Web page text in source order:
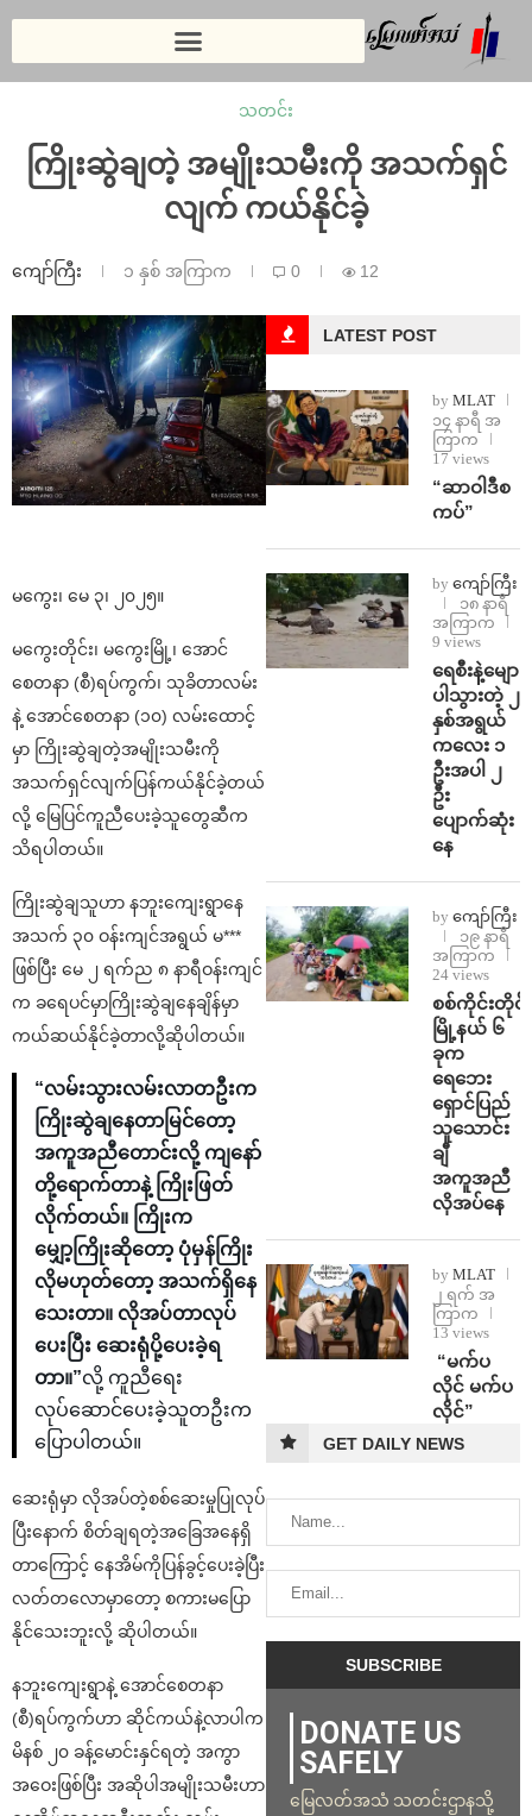
သတင်း
ကြိုးဆွဲချတဲ့ အမျိုးသမီးကို အသက်ရှင်
လျက် ကယ်နိုင်ခဲ့
ကျော်ကြီး ၁ နှစ် အကြာက 0 12
မကွေး၊ မေ ၃၊ ၂၀၂၅။
မကွေးတိုင်း၊ မကွေးမြို့၊ အောင်
စေတနာ (စီ)ရပ်ကွက်၊ သုခိတာလမ်း
နဲ့ အောင်စေတနာ (၁၀) လမ်းထောင့်
မှာ ကြိုးဆွဲချတဲ့အမျိုးသမီးကို
အသက်ရှင်လျက်ပြန်ကယ်နိုင်ခဲ့တယ်
လို့ မြေပြင်ကူညီပေးခဲ့သူတွေဆီက
သိရပါတယ်။
ကြိုးဆွဲချသူဟာ နဘူးကျေးရွာနေ
အသက် ၃၀ ဝန်းကျင်အရွယ် မ***
ဖြစ်ပြီး မေ ၂ ရက်ည ၈ နာရီဝန်းကျင်
က ခရေပင်မှာကြိုးဆွဲချနေချိန်မှာ
ကယ်ဆယ်နိုင်ခဲ့တာလို့ဆိုပါတယ်။
“လမ်းသွားလမ်းလာတဦးက
ကြိုးဆွဲချနေတာမြင်တော့
အကူအညီတောင်းလို့ ကျနော်
တို့ရောက်တာနဲ့ ကြိုးဖြတ်
လိုက်တယ်။ ကြိုးက
မျှော့ကြိုးဆိုတော့ ပုံမှန်ကြိုး
လိုမဟုတ်တော့ အသက်ရှိနေ
သေးတာ။ လိုအပ်တာလုပ်
ပေးပြီး ဆေးရုံပို့ပေးခဲ့ရ
တာ။”လို့ ကူညီရေး
လုပ်ဆောင်ပေးခဲ့သူတဦးက
ပြောပါတယ်။
ဆေးရုံမှာ လိုအပ်တဲ့စစ်ဆေးမှုပြုလုပ်
ပြီးနောက် စိတ်ချရတဲ့အခြေအနေရှိ
တာကြောင့် နေအိမ်ကိုပြန်ခွင့်ပေးခဲ့ပြီး
လတ်တလောမှာတော့ စကားမပြော
နိုင်သေးဘူးလို့ ဆိုပါတယ်။
နဘူးကျေးရွာနဲ့ အောင်စေတနာ
(စီ)ရပ်ကွက်ဟာ ဆိုင်ကယ်နဲ့လာပါက
မိနစ် ၂၀ ခန့်မောင်းနှင်ရတဲ့ အကွာ
အဝေးဖြစ်ပြီး အဆိုပါအမျိုးသမီးဟာ
LATEST POST
by MLAT
၁၄ နာရီ အ
ကြာက
17 views
“ဆာဝါဒီစ
ကပ်”
by ကျော်ကြီး
၁၈ နာရီ
အကြာက
9 views
ရေစီးနဲ့မျော
ပါသွားတဲ့ ၂
နှစ်အရွယ်
ကလေး ၁
ဦးအပါ ၂
ဦး
ပျောက်ဆုံး
နေ
by ကျော်ကြီး
၁၉ နာရီ
အကြာက
24 views
စစ်ကိုင်းတိုင်း
မြို့နယ် ၆
ခုက
ရေဘေး
ရှောင်ပြည်
သူသောင်း
ချီ
အကူအညီ
လိုအပ်နေ
by MLAT
၂ ရက် အ
ကြာက
13 views
⁨ ⁨“မက်ပ
လိုင် မက်ပ
လိုင်”
GET DAILY NEWS
DONATE US
SAFELY
မြေလတ်အသံ သတင်းဌာနသို့